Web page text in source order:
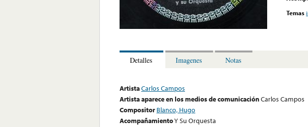
Temas
Detalles Imagenes Notas
ArtistaCarlos Campos
Artista aparece en los medios de comunicaciónCarlos Campos
Compositor Blanco, Hugo
AcompañamientoY Su Orquesta